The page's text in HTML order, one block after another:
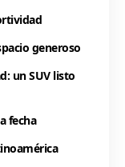
generoso
un SUV listo
fecha